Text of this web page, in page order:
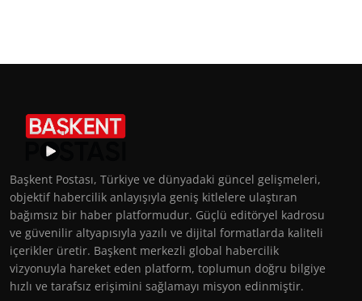
Başkent Postası, Türkiye ve dünyadaki güncel gelişmeleri,
objektif habercilik anlayışıyla geniş kitlelere ulaştıran
bağımsız bir haber platformudur. Güçlü editöryel kadrosu
ve güvenilir altyapısıyla yazılı ve dijital formatlarda kaliteli
içerikler üretir. Başkent merkezli global habercilik
vizyonuyla hareket eden platform, toplumun doğru bilgiye
hızlı ve tarafsız erişimini sağlamayı misyon edinmiştir.